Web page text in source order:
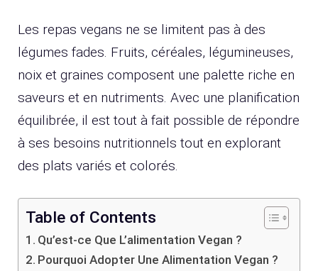
Les repas vegans ne se limitent pas à des
légumes fades. Fruits, céréales, légumineuses,
noix et graines composent une palette riche en
saveurs et en nutriments. Avec une planification
équilibrée, il est tout à fait possible de répondre
à ses besoins nutritionnels tout en explorant
des plats variés et colorés.
Table of Contents
Qu’est-ce Que L’alimentation Vegan ?
Pourquoi Adopter Une Alimentation Vegan ?